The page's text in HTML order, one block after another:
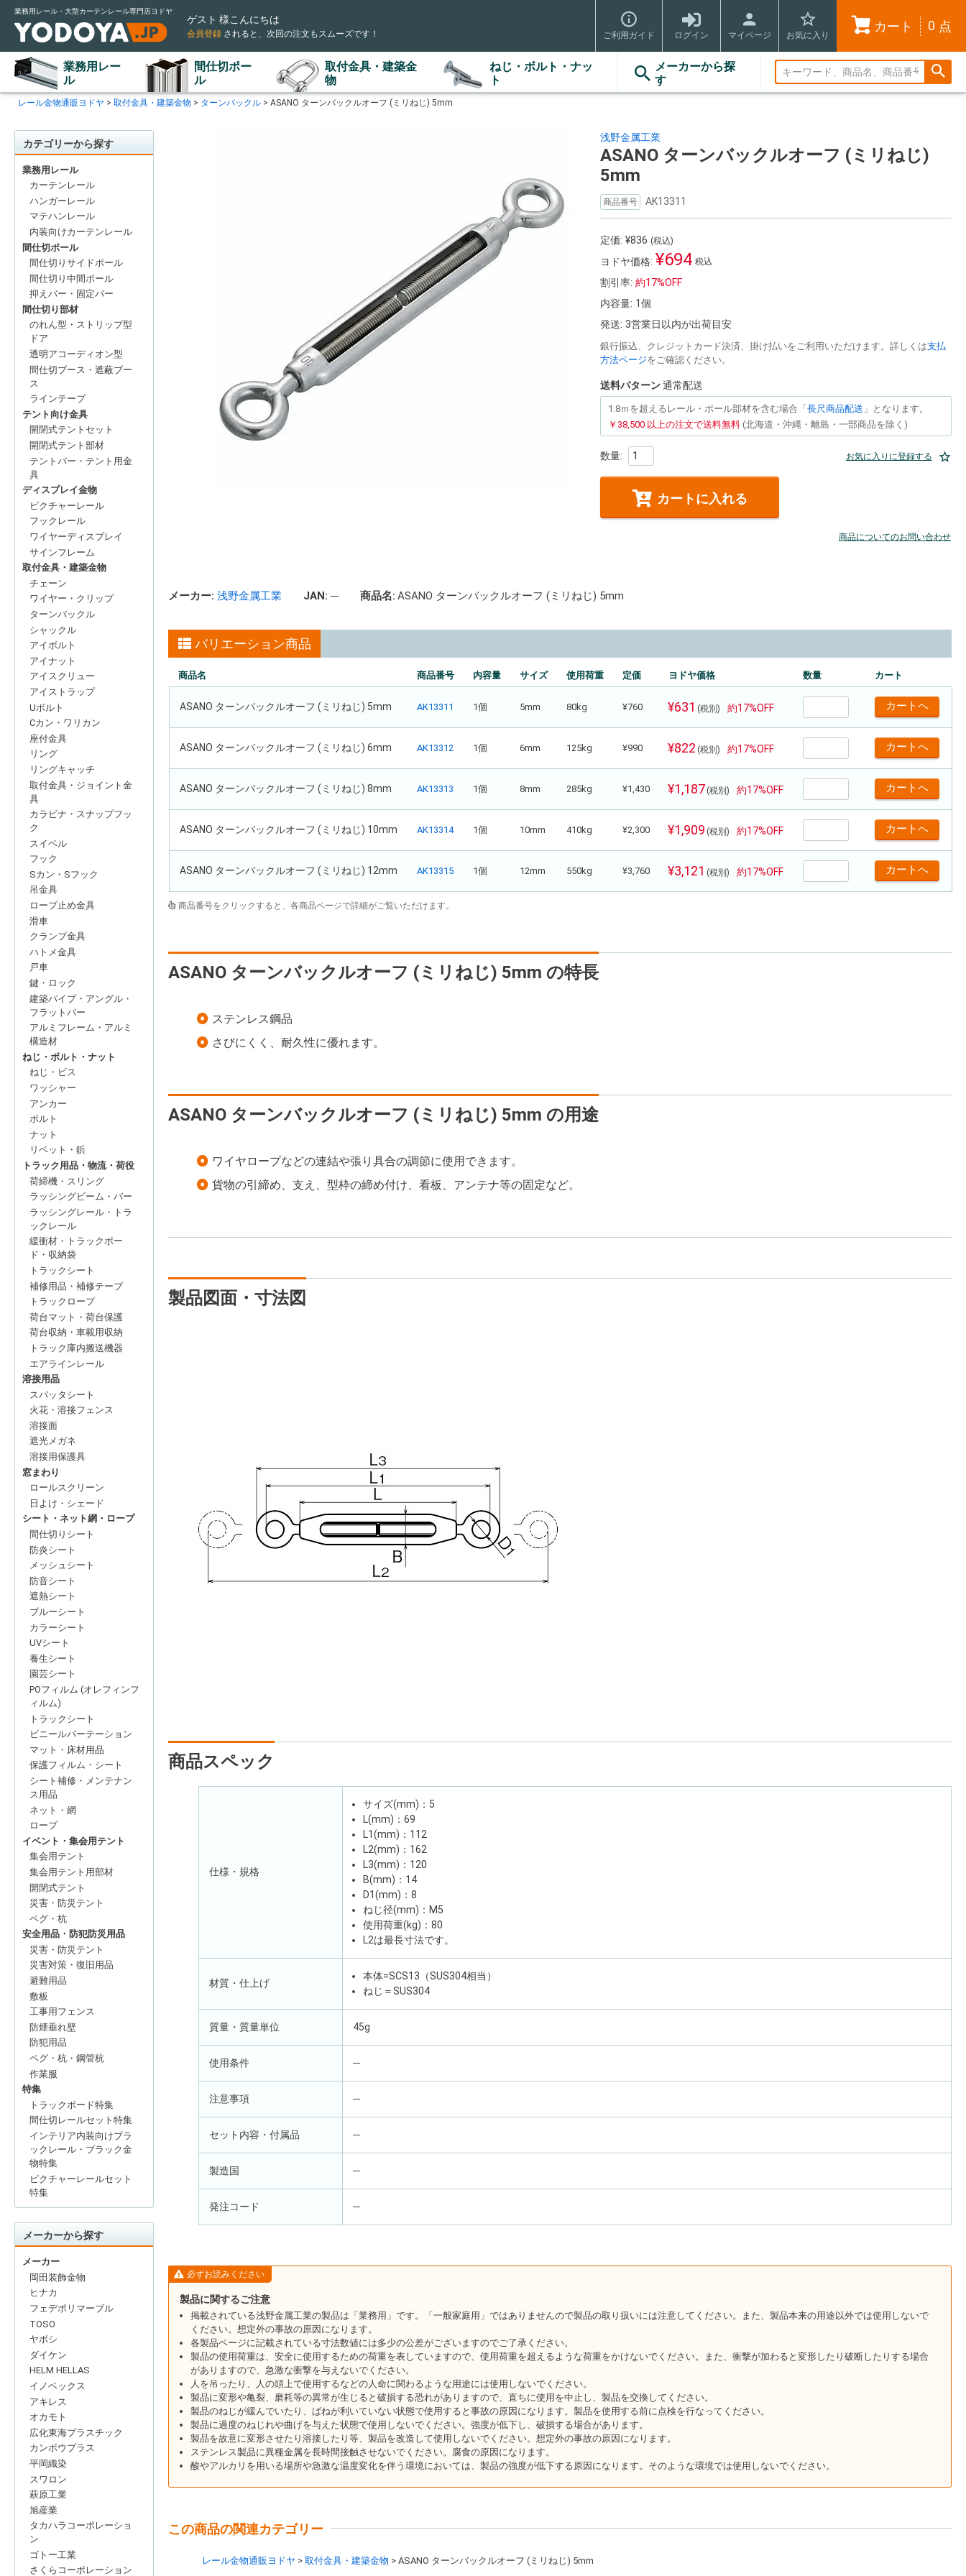
業務用レール・大型カーテンレール専門店ヨドヤ
ゲスト 様こんにちは
会員登録 されると 、次回の注文もスムーズです！ ご利用ガイド ログイン マイページ お気に入り
カート 0 点
業務用レー
ル
間仕切ポー
ル
取付金具・建築金
物
ねじ・ボルト・ナッ
ト
メーカーから探
す
検索
レール金物通販ヨドヤ 取付金具・建築金物 ターンバックル ASANO ターンバックルオーフ (ミリねじ) 5mm
カテゴリーから探す
業務用レール
カーテンレール
ハンガーレール
マテハンレール
内装向けカーテンレール
間仕切ポール
間仕切りサイドポール
間仕切り中間ポール
抑えバー・固定バー
間仕切り部材
のれん型・ストリップ型
ドア
透明アコーディオン型
間仕切ブース・遮蔽ブー
ス
ラインテープ
テント向け金具
開閉式テントセット
開閉式テント部材
テントバー・テント用金
具
ディスプレイ金物
ピクチャーレール
フックレール
ワイヤーディスプレイ
サインフレーム
取付金具・建築金物
チェーン
ワイヤー・クリップ
ターンバックル
シャックル
アイボルト
アイナット
アイスクリュー
アイストラップ
Uボルト
Cカン・ワリカン
座付金具
リング
リングキャッチ
取付金具・ジョイント金
具
カラビナ・スナップフッ
ク
スイベル
フック
Sカン・Sフック
吊金具
ロープ止め金具
滑車
クランプ金具
ハトメ金具
戸車
鍵・ロック
建築パイプ・アングル・
フラットバー
アルミフレーム・アルミ
構造材
ねじ・ボルト・ナット
ねじ・ビス
ワッシャー
アンカー
ボルト
ナット
リベット・鋲
トラック用品・物流・荷役
荷締機・スリング
ラッシングビーム・バー
ラッシングレール・トラ
ックレール
緩衝材・トラックボー
ド・収納袋
トラックシート
補修用品・補修テープ
トラックロープ
荷台マット・荷台保護
荷台収納・車載用収納
トラック庫内搬送機器
エアラインレール
溶接用品
スパッタシート
火花・溶接フェンス
溶接面
遮光メガネ
溶接用保護具
窓まわり
ロールスクリーン
日よけ・シェード
シート・ネット網・ロープ
間仕切りシート
防炎シート
メッシュシート
防音シート
遮熱シート
ブルーシート
カラーシート
UVシート
養生シート
園芸シート
POフィルム (オレフィンフ
ィルム)
トラックシート
ビニールパーテーション
マット・床材用品
保護フィルム・シート
シート補修・メンテナン
ス用品
ネット・網
ロープ
イベント・集会用テント
集会用テント
集会用テント用部材
開閉式テント
災害・防災テント
ペグ・杭
安全用品・防犯防災用品
災害・防災テント
災害対策・復旧用品
避難用品
敷板
工事用フェンス
防煙垂れ壁
防犯用品
ペグ・杭・鋼管杭
作業服
特集
トラックボード特集
間仕切レールセット特集
インテリア内装向けブラ
ックレール・ブラック金
物特集
ピクチャーレールセット
特集
メーカーから探す
メーカー
岡田装飾金物
ヒナカ
フェデポリマーブル
TOSO
ヤボシ
ダイケン
HELM HELLAS
イノベックス
アキレス
オカモト
広化東海プラスチック
カンボウプラス
平岡織染
スワロン
萩原工業
旭産業
タカハラコーポレーショ
ン
ゴトー工業
さくらコーポレーション
浅野金属工業
ASANO ターンバックルオーフ (ミリねじ)
5mm
商品番号 AK13311
定価: ¥836 (税込)
ヨドヤ価格: ¥694 税込
割引率: 約17%OFF
内容量: 1個
発送: 3営業日以内が出荷目安
銀行振込、クレジットカード決済、掛け払いをご利用いただけます。詳しくは支払
方法ページをご確認ください。
送料パターン通常配送
1.8ｍを超えるレール・ポール部材を含む場合「長尺商品配送 」となります。
￥38,500 以上の注文で送料無料 (北海道・沖縄・離島・一部商品を除く)
お気に入りに登録する
カートに入れる
商品についてのお問い合わせ
メーカー: 浅野金属工業 JAN: ─ 商品名: ASANO ターンバックルオーフ (ミリねじ) 5mm
バリエーション商品
商品名 商品番号 内容量 サイズ 使用荷重 定価 ヨドヤ価格 数量 カート
ASANO ターンバックルオーフ (ミリねじ) 5mm AK13311 1個 5mm 80kg ¥760 ¥631 (税別) 約17%OFF
ASANO ターンバックルオーフ (ミリねじ) 6mm AK13312 1個 6mm 125kg ¥990 ¥822 (税別) 約17%OFF
ASANO ターンバックルオーフ (ミリねじ) 8mm AK13313 1個 8mm 285kg ¥1,430 ¥1,187 (税別) 約17%OFF
ASANO ターンバックルオーフ (ミリねじ) 10mm AK13314 1個 10mm 410kg ¥2,300 ¥1,909 (税別) 約17%OFF
ASANO ターンバックルオーフ (ミリねじ) 12mm AK13315 1個 12mm 550kg ¥3,760 ¥3,121 (税別) 約17%OFF
商品番号をクリックすると、各商品ページで詳細がご覧いただけます。
ASANO ターンバックルオーフ (ミリねじ) 5mm の特長
ステンレス鋼品
さびにくく、耐久性に優れます。
ASANO ターンバックルオーフ (ミリねじ) 5mm の用途
ワイヤロープなどの連結や張り具合の調節に使用できます。
貨物の引締め、支え、型枠の締め付け、看板、アンテナ等の固定など。
製品図面・寸法図
商品スペック
仕様・規格
サイズ(mm)：5
L(mm)：69
L1(mm)：112
L2(mm)：162
L3(mm)：120
B(mm)：14
D1(mm)：8
ねじ径(mm)：M5
使用荷重(kg)：80
L2は最長寸法です。
材質・仕上げ
本体=SCS13（SUS304相当）
ねじ＝SUS304
質量・質量単位 45g
使用条件 ─
注意事項 ─
セット内容・付属品 ─
製造国 ─
発注コード ─
必ずお読みください
製品に関するご注意
掲載されている浅野金属工業の製品は「業務用」です。「一般家庭用」ではありませんので製品の取り扱いには注意してください。また、製品本来の用途以外では使用しないで
ください。想定外の事故の原因になります。
各製品ページに記載されている寸法数値には多少の公差がございますのでご了承ください。
製品の使用荷重は、安全に使用するための荷重を表していますので、使用荷重を超えるような荷重をかけないでください。また、衝撃が加わると変形したり破断したりする場合
がありますので、急激な衝撃を与えないでください。
人を吊ったり、人の頭上で使用するなどの人命に関わるような用途には使用しないでください。
製品に変形や亀裂、磨耗等の異常が生じると破損する恐れがありますので、直ちに使用を中止し、製品を交換してください。
製品のねじが緩んでいたり、ばねが利いていない状態で使用すると事故の原因になります。製品を使用する前に点検を行なってください。
製品に過度のねじれや曲げを与えた状態で使用しないでください。強度が低下し、破損する場合があります。
製品を故意に変形させたり溶接したり等、製品を改造して使用しないでください。想定外の事故の原因になります。
ステンレス製品に異種金属を長時間接触させないでください。腐食の原因になります。
酸やアルカリを用いる場所や急激な温度変化を伴う環境においては、製品の強度が低下する原因になります。そのような環境では使用しないでください。
この商品の関連カテゴリー
レール金物通販ヨドヤ 取付金具・建築金物
ASANO ターンバックルオーフ (ミリねじ) 5mm